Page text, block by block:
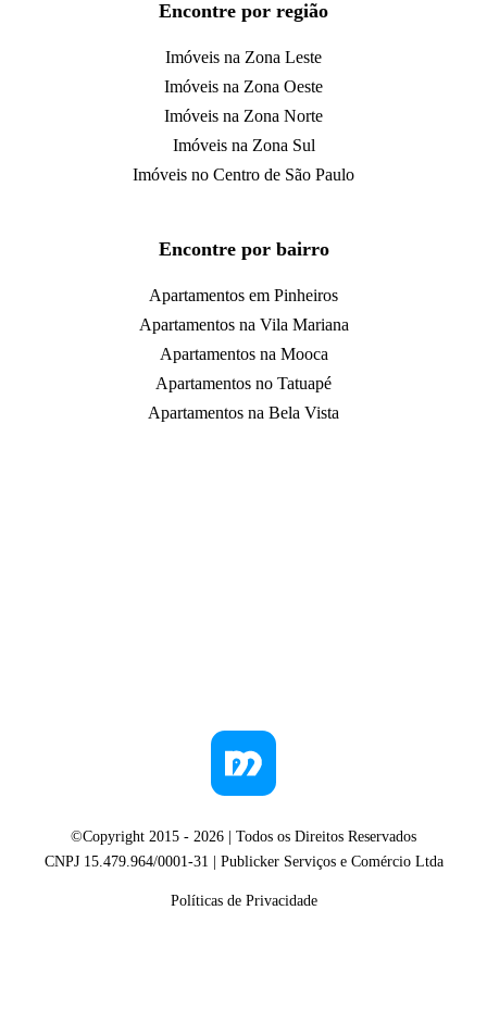
Encontre por região
Imóveis na Zona Leste
Imóveis na Zona Oeste
Imóveis na Zona Norte
Imóveis na Zona Sul
Imóveis no Centro de São Paulo
Encontre por bairro
Apartamentos em Pinheiros
Apartamentos na Vila Mariana
Apartamentos na Mooca
Apartamentos no Tatuapé
Apartamentos na Bela Vista
©Copyright 2015 - 2026 | Todos os Direitos Reservados
CNPJ 15.479.964/0001-31 | Publicker Serviços e Comércio Ltda
Políticas de Privacidade